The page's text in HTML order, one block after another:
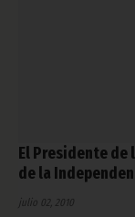
El Presidente de
de la
julio 02, 2010